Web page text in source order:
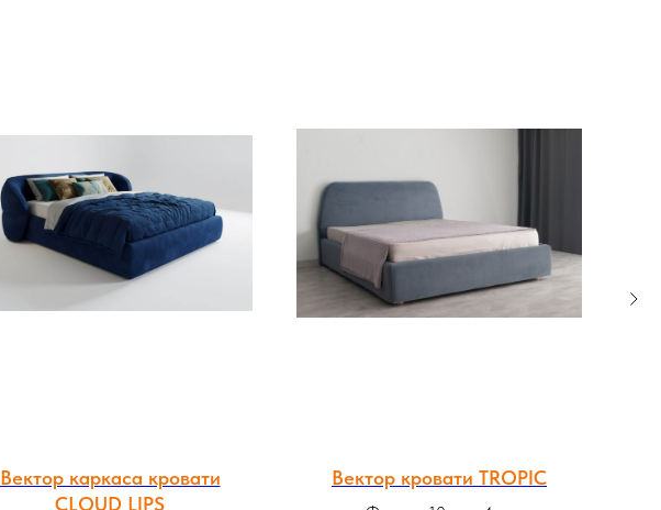
Вектор каркаса кровати
CLOUD LIPS
Вектор кровати TROPIC